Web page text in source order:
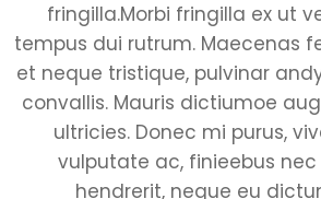
fringilla.Morbi fringilla ex ut
tempus dui rutrum. Maecenas
et neque tristique, pulvinar
convallis. Mauris dictiumoe
ultricies. Donec mi purus,
vulputate ac, finieebus nec
hendrerit, neque eu